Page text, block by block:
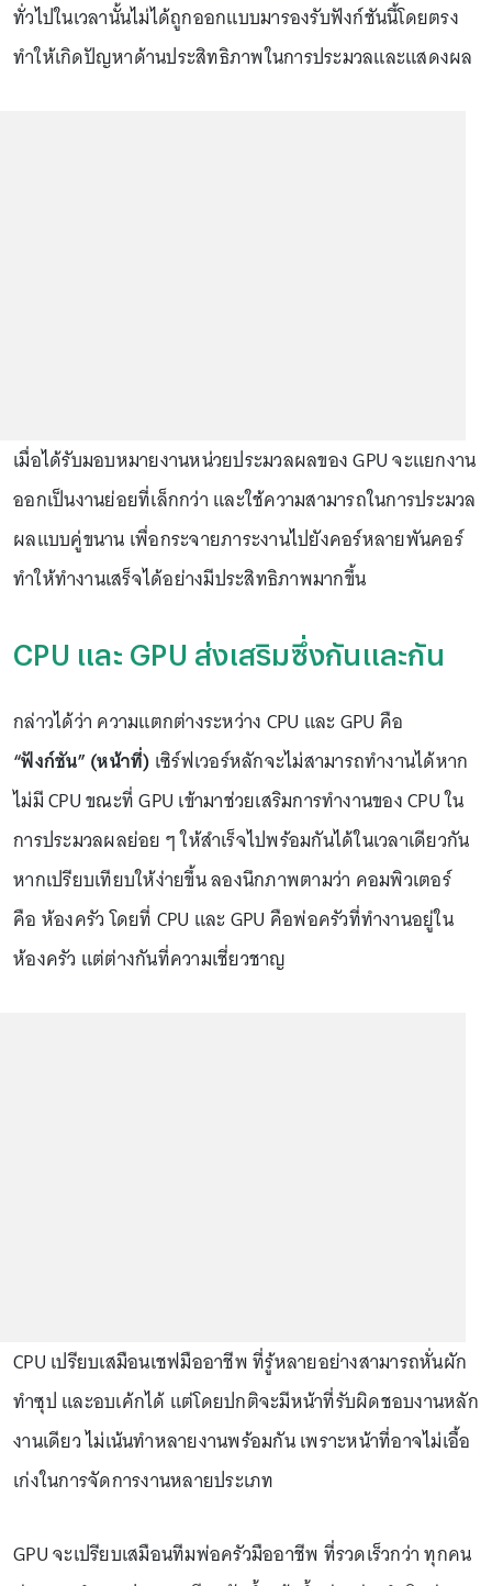
ทั่วไปในเวลานั้นไม่ได้ถูกออกแบบมารองรับฟังก์ชันนี้โดยตรง
ทำให้เกิดปัญหาด้านประสิทธิภาพในการประมวลและแสดงผล
เมื่อได้รับมอบหมายงานหน่วยประมวลผลของ GPU จะแยกงาน
ออกเป็นงานย่อยที่เล็กกว่า และใช้ความสามารถในการประมวล
ผลแบบคู่ขนาน เพื่อกระจายภาระงานไปยังคอร์หลายพันคอร์
ทำให้ทำงานเสร็จได้อย่างมีประสิทธิภาพมากขึ้น
CPU และ GPU ส่งเสริมซึ่งกันและกัน
กล่าวได้ว่า ความแตกต่างระหว่าง CPU และ GPU คือ
“ฟังก์ชัน” (หน้าที่) เซิร์ฟเวอร์หลักจะไม่สามารถทำงานได้หาก
ไม่มี CPU ขณะที่ GPU เข้ามาช่วยเสริมการทำงานของ CPU ใน
การประมวลผลย่อย ๆ ให้สำเร็จไปพร้อมกันได้ในเวลาเดียวกัน
หากเปรียบเทียบให้ง่ายขึ้น ลองนึกภาพตามว่า คอมพิวเตอร์
คือ ห้องครัว โดยที่ CPU และ GPU คือพ่อครัวที่ทำงานอยู่ใน
ห้องครัว แต่ต่างกันที่ความเชี่ยวชาญ
CPU เปรียบเสมือนเชฟมืออาชีพ ที่รู้หลายอย่างสามารถหั่นผัก
ทำซุป และอบเค้กได้ แต่โดยปกติจะมีหน้าที่รับผิดชอบงานหลัก
งานเดียว ไม่เน้นทำหลายงานพร้อมกัน เพราะหน้าที่อาจไม่เอื้อ
เก่งในการจัดการงานหลายประเภท
GPU จะเปรียบเสมือนทีมพ่อครัวมืออาชีพ ที่รวดเร็วกว่า ทุกคน